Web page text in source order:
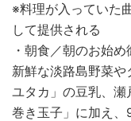
※料理が入っていた
して提供される
・朝食／朝のお始め
新鮮な淡路島野菜や
ユタカ」の豆乳、
巻き玉子」に加え